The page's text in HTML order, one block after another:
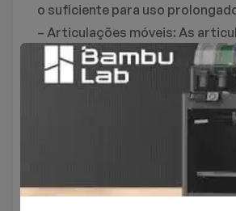
o suficiente para uso
– Articulações móveis: As
coluna vertebral deste dragão
Você pode ajustar e alterar seu
acordo com suas necessidades,
– Leve e conveniente: o material
qualidade o torna muito leve,
carregá-lo com você e é fácil de